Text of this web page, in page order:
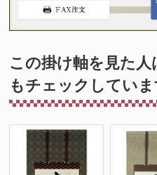
この掛け軸を見た
もチェックしていま